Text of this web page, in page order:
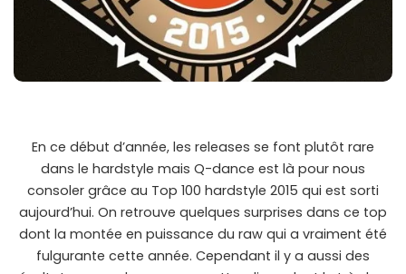
En ce début d’année, les releases se font plutôt rare
dans le hardstyle mais Q-dance est là pour nous
consoler grâce au Top 100 hardstyle 2015 qui est sorti
aujourd’hui. On retrouve quelques surprises dans ce top
dont la montée en puissance du raw qui a vraiment été
fulgurante cette année. Cependant il y a aussi des